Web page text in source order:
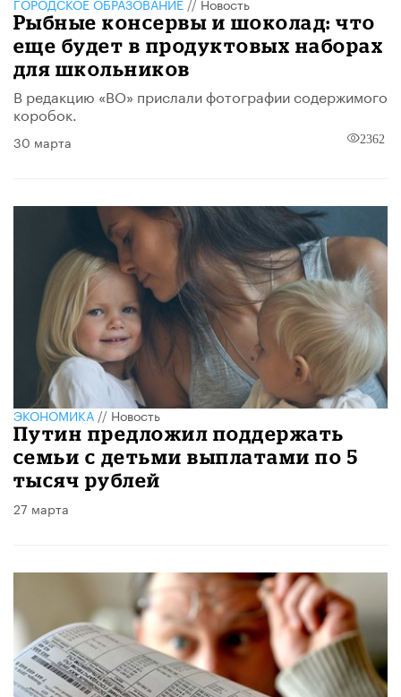
ГОРОДСКОЕ ОБРАЗОВАНИЕ//Новость
Рыбные консервы и шоколад: что
еще будет в продуктовых наборах
для школьников
В редакцию «ВО» прислали фотографии содержимого
коробок.
30 марта 2362
ЭКОНОМИКА//Новость
Путин предложил поддержать
семьи с детьми выплатами по 5
тысяч рублей
27 марта